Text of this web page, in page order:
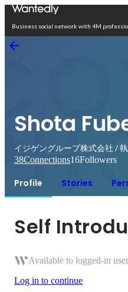
Business social network with 4M
Shota
イジゲングループ株式会社 /
38Connections16Followers
Profile Stories
Self
Available to logged-in
Log in to continue